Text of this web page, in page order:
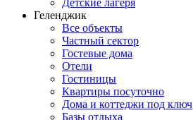
Детские лагеря
Геленджик
Все объекты
Частный сектор
Гостевые дома
Отели
Гостиницы
Квартиры посуточно
Дома и коттеджи под ключ
Базы отдыха